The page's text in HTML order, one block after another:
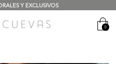
Y EXCLUSIVOS
0